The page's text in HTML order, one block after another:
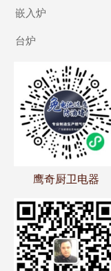
嵌入炉
台炉
鹰奇厨卫电器